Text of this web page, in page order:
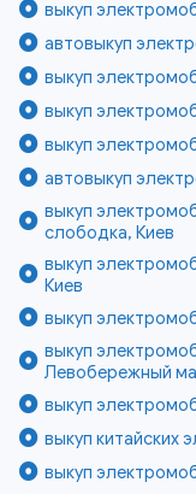
выкуп
автовыкуп
выкуп
выкуп
выкуп
автовыкуп
выкуп
слободка, Киев
выкуп
Киев
выкуп
выкуп
Левобережный
выкуп
выкуп китайских
выкуп